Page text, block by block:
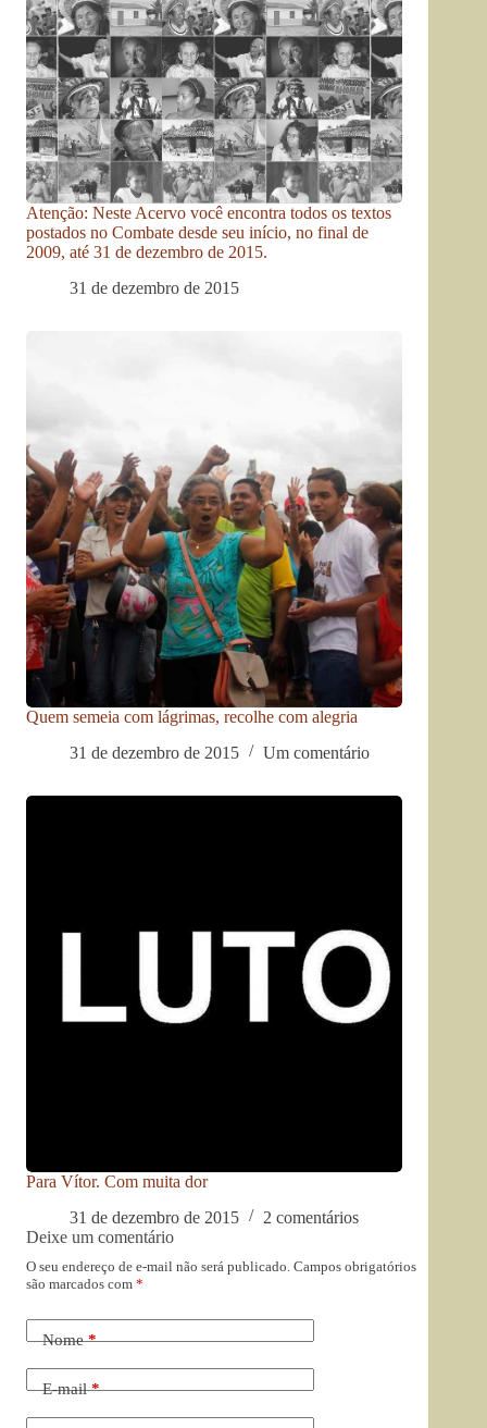
Atenção: Neste Acervo você encontra todos os textos
postados no Combate desde seu início, no final de
2009, até 31 de dezembro de 2015.
31 de dezembro de 2015
Quem semeia com lágrimas, recolhe com alegria
31 de dezembro de 2015
Um comentário
Para Vítor. Com muita dor
31 de dezembro de 2015
2 comentários
Deixe um comentário
O seu endereço de e-mail não será publicado. Campos obrigatórios
são marcados com *
Nome*
E-mail*